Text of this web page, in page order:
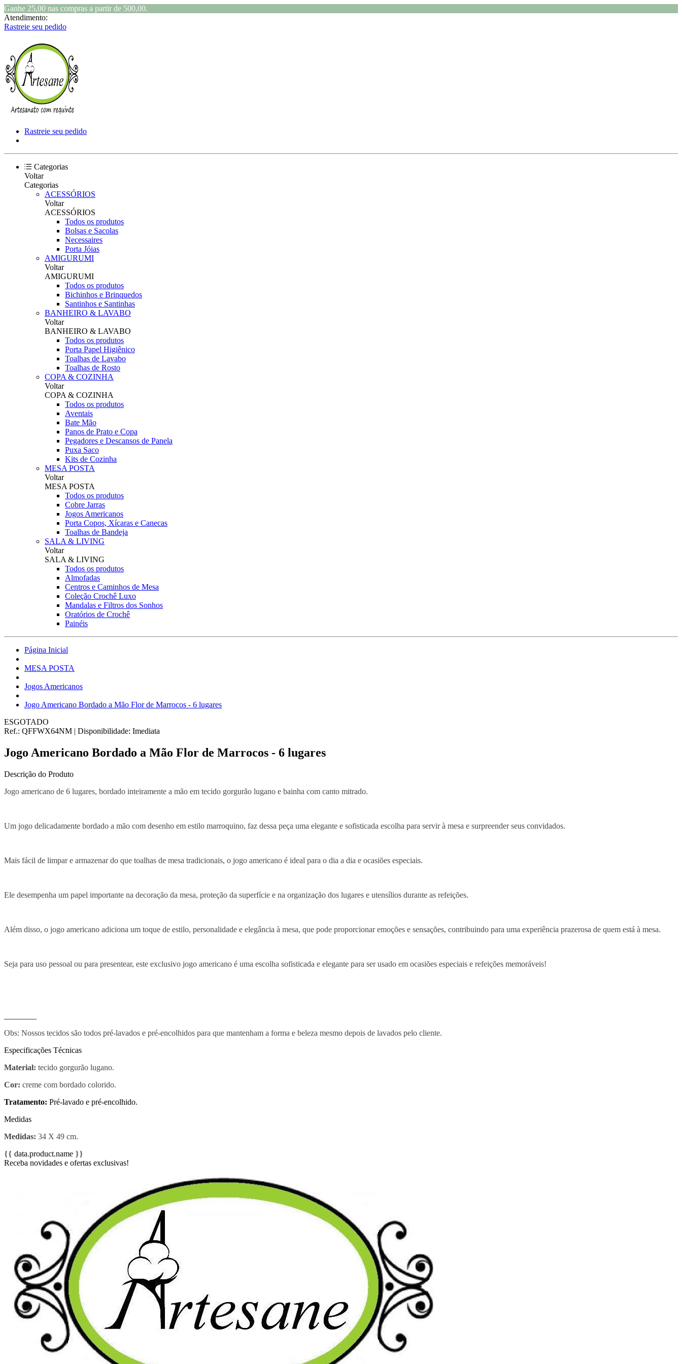
Ganhe 25,00 nas compras a partir de 500,00.
Atendimento:
Rastreie seu pedido
Rastreie seu pedido
Categorias
Voltar
Categorias
ACESSÓRIOS
Voltar
ACESSÓRIOS
Todos os produtos
Bolsas e Sacolas
Necessaires
Porta Jóias
AMIGURUMI
Voltar
AMIGURUMI
Todos os produtos
Bichinhos e Brinquedos
Santinhos e Santinhas
BANHEIRO & LAVABO
Voltar
BANHEIRO & LAVABO
Todos os produtos
Porta Papel Higiênico
Toalhas de Lavabo
Toalhas de Rosto
COPA & COZINHA
Voltar
COPA & COZINHA
Todos os produtos
Aventais
Bate Mão
Panos de Prato e Copa
Pegadores e Descansos de Panela
Puxa Saco
Kits de Cozinha
MESA POSTA
Voltar
MESA POSTA
Todos os produtos
Cobre Jarras
Jogos Americanos
Porta Copos, Xícaras e Canecas
Toalhas de Bandeja
SALA & LIVING
Voltar
SALA & LIVING
Todos os produtos
Almofadas
Centros e Caminhos de Mesa
Coleção Crochê Luxo
Mandalas e Filtros dos Sonhos
Oratórios de Crochê
Painéis
Página Inicial
MESA POSTA
Jogos Americanos
Jogo Americano Bordado a Mão Flor de Marrocos - 6 lugares
ESGOTADO
Ref.: QFFWX64NM | Disponibilidade: Imediata
Jogo Americano Bordado a Mão Flor de Marrocos - 6 lugares
Descrição do Produto
Jogo americano de 6 lugares, bordado inteiramente a mão em tecido gorgurão lugano e bainha com canto mitrado.
Um jogo delicadamente bordado a mão com desenho em estilo marroquino, faz dessa peça uma elegante e sofisticada escolha para servir à mesa e surpreender seus convidados.
Mais fácil de limpar e armazenar do que toalhas de mesa tradicionais, o jogo americano é ideal para o dia a dia e ocasiões especiais.
Ele desempenha um papel importante na decoração da mesa, proteção da superfície e na organização dos lugares e utensílios durante as refeições.
Além disso, o jogo americano adiciona um toque de estilo, personalidade e elegância à mesa, que pode proporcionar emoções e sensações, contribuindo para uma experiência prazerosa de quem está à mesa.
Seja para uso pessoal ou para presentear, este exclusivo jogo americano é uma escolha sofisticada e elegante para ser usado em ocasiões especiais e refeições memoráveis!
Obs: Nossos tecidos são todos pré-lavados e pré-encolhidos para que mantenham a forma e beleza mesmo depois de lavados pelo cliente.
Especificações Técnicas
Material: tecido gorgurão lugano.
Cor: creme com bordado colorido.
Tratamento: Pré-lavado e pré-encolhido.
Medidas
Medidas: 34 X 49 cm.
{{ data.product.name }}
Receba novidades e ofertas exclusivas!